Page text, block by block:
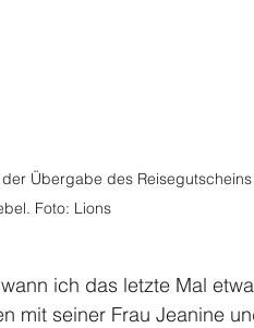
Übergabe des
Foto: Lions
ich das letzte Mal
mit seiner Frau Jeanine